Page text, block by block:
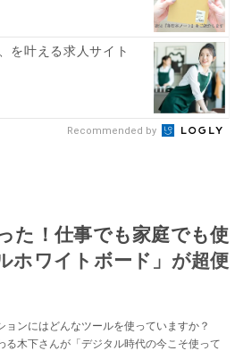
を叶える求人サイト
Recommended by
た！仕事でも家庭でも使
ホワイトボード」が超便
ョンにはどんなツールを使っていますか？
る木下さんが「デジタル時代の今こそ使って